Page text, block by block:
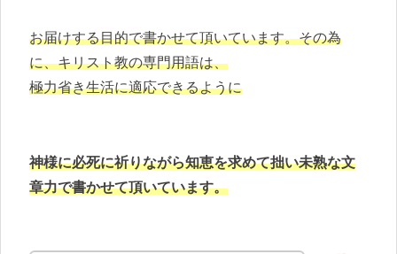
お届けする目的で書かせて頂いています。その為
に、キリスト教の専門用語は、
極力省き生活に適応できるように
神様に必死に祈りながら知恵を求めて拙い未熟な文
章力で書かせて頂いています。